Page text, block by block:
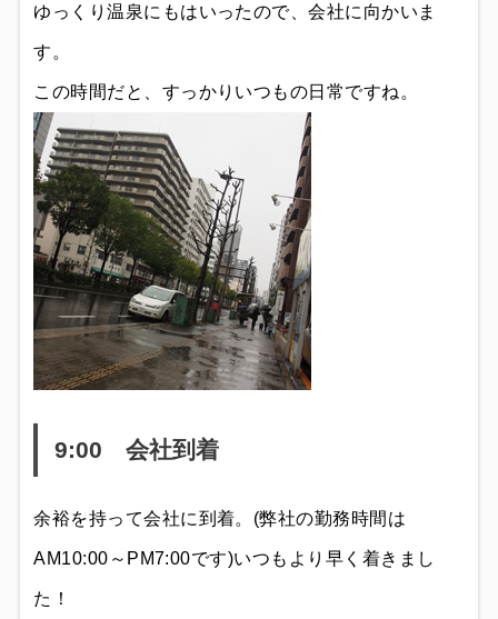
ゆっくり温泉にもはいったので、会社に向かいま
す。
この時間だと、すっかりいつもの日常ですね。
9:00 会社到着
余裕を持って会社に到着。(弊社の勤務時間は
AM10:00～PM7:00です)いつもより早く着きまし
た！